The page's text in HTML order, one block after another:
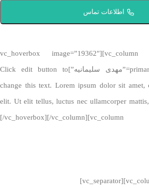
اطلاعات تماس
[vc_row][vc_column width=”1/4″][vc_hoverbox image=”19362″
primary_title=”” hover_title=”مهدی سلیمانیه”]Click edit button to
change this text. Lorem ipsum dolor sit amet,
elit. Ut elit tellus, luctus nec ullamcorper
[/vc_hoverbox][/
جامعه‌شناس[/vc_column_text][vc_separator]